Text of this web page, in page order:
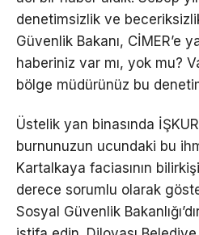
denetimsizlik ve
Güvenlik Bakanı, CİMER’e
haberiniz var mı, yok mu?
bölge müdürünüz bu
Üstelik yan binasında
burnunuzun ucundaki bu
Kartalkaya faciasının
derece sorumlu olarak
Sosyal Güvenlik